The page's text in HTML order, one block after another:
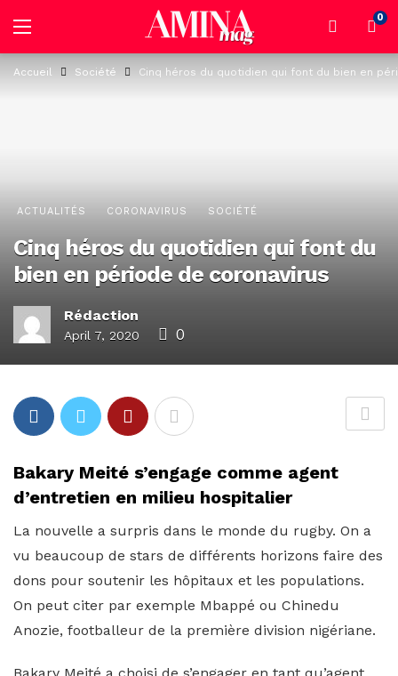
0
Accueil Société Cinq héros du quotidien qui font du bien en
ACTUALITÉS CORONAVIRUS SOCIÉTÉ
Cinq héros du quotidien qui font du
bien en période de coronavirus
Rédaction
April 7, 2020 0
Bakary Meité s’engage comme agent
d’entretien en milieu hospitalier
La nouvelle a surpris dans le monde du rugby. On a
vu beaucoup de stars de différents horizons faire des
dons pour soutenir les hôpitaux et les populations.
On peut citer par exemple Mbappé ou Chinedu
Anozie, footballeur de la première division nigériane.